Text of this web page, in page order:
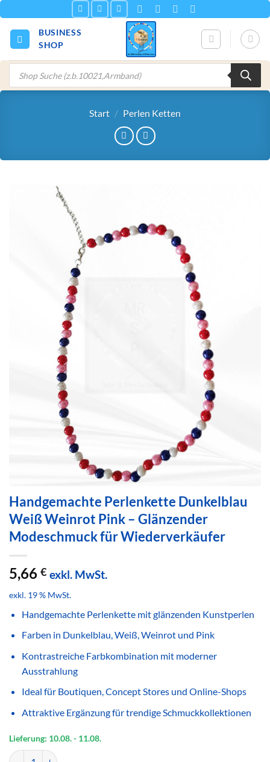
Inhalt
springen
BUSINESS
SHOP
Products
search
Start / Perlen Ketten
Handgemachte Perlenkette Dunkelblau
Weiß Weinrot Pink – Glänzender
Modeschmuck für Wiederverkäufer
5,66 € exkl. MwSt.
exkl. 19 % MwSt.
Handgemachte Perlenkette mit glänzenden Kunstperlen
Farben in Dunkelblau, Weiß, Weinrot und Pink
Kontrastreiche Farbkombination mit moderner
Ausstrahlung
Ideal für Boutiquen, Concept Stores und Online-Shops
Attraktive Ergänzung für trendige Schmuckkollektionen
Lieferung: 10.08.- 11.08.
Handgemachte Perlenkette Dunkelblau Weiß Weinrot Pink –